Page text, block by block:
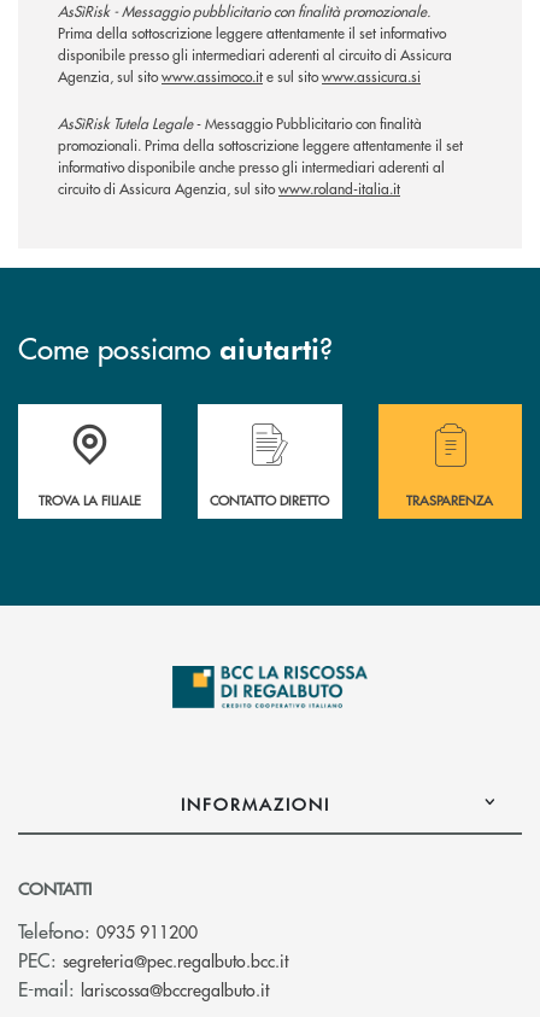
AsSìRisk - Messaggio pubblicitario con finalità promozionale.
Prima della sottoscrizione leggere attentamente il set informativo
disponibile presso gli intermediari aderenti al circuito di Assicura
Agenzia, sul sitowww.assimoco.ite sul sitowww.assicura.si
AsSìRisk Tutela Legale- Messaggio Pubblicitario con finalità
promozionali. Prima della sottoscrizione leggere attentamente il set
informativo disponibile anche presso gli intermediari aderenti al
circuito di Assicura Agenzia, sul sitowww.roland-italia.it
Come possiamo aiutarti?
Accedi all' elenco completo delle filiali della Bcc
TROVA LA FILIALE
Hai bisogno di assistenza immediata?
CONTATTO DIRETTO
Hai bisogno di
TRASPARENZA
INFORMAZIONI
CONTATTI
Telefono: 0935 911200
PEC: segreteria@pec.regalbuto.bcc.it(si apre l’app di posta
E-mail: lariscossa@bccregalbuto.it(si apre l’app di posta